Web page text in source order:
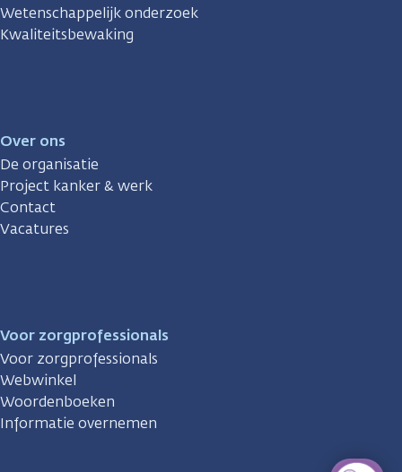
Wetenschappelijk onderzoek
Kwaliteitsbewaking
Over ons
De organisatie
Project kanker & werk
Contact
Vacatures
Voor zorgprofessionals
Voor zorgprofessionals
Webwinkel
Woordenboeken
Informatie overnemen